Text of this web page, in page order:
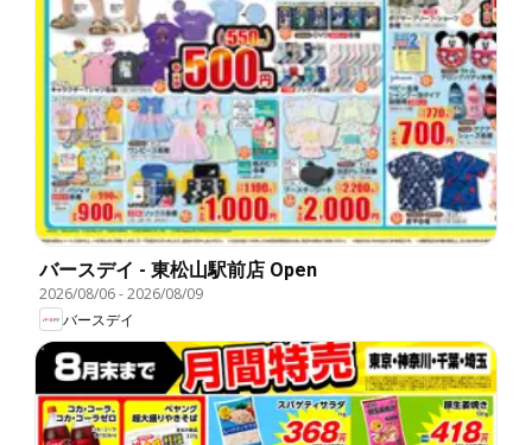
バースデイ - 東松山駅前店 Open
2026/08/06-2026/08/09
バースデイ